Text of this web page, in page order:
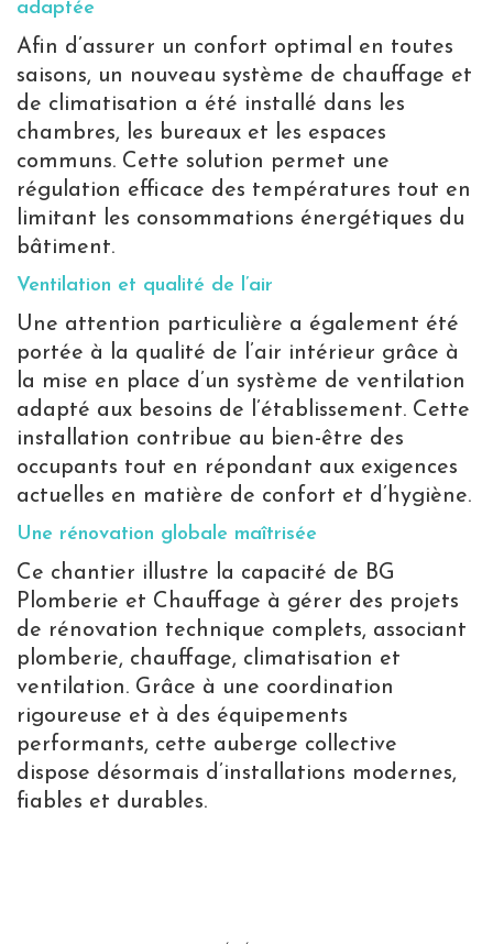
adaptée
Afin d’assurer un confort optimal en toutes
saisons, un nouveau système de chauffage et
de climatisation a été installé dans les
chambres, les bureaux et les espaces
communs. Cette solution permet une
régulation efficace des températures tout en
limitant les consommations énergétiques du
bâtiment.
Ventilation et qualité de l’air
Une attention particulière a également été
portée à la qualité de l’air intérieur grâce à
la mise en place d’un système de ventilation
adapté aux besoins de l’établissement. Cette
installation contribue au bien-être des
occupants tout en répondant aux exigences
actuelles en matière de confort et d’hygiène.
Une rénovation globale maîtrisée
Ce chantier illustre la capacité de BG
Plomberie et Chauffage à gérer des projets
de rénovation technique complets, associant
plomberie, chauffage, climatisation et
ventilation. Grâce à une coordination
rigoureuse et à des équipements
performants, cette auberge collective
dispose désormais d’installations modernes,
fiables et durables.